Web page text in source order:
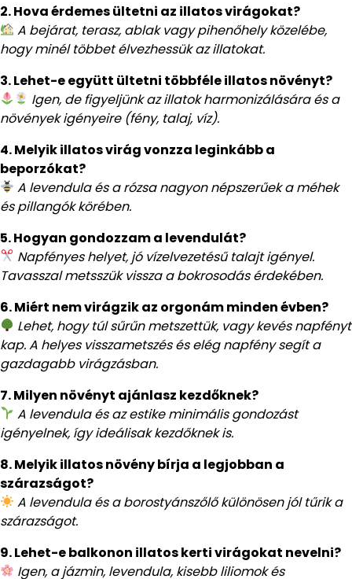
2. Hova érdemes ültetni az illatos virágokat?
A bejárat, terasz, ablak vagy pihenőhely közelébe,
hogy minél többet élvezhessük az illatokat.
3. Lehet-e együtt ültetni többféle illatos növényt?
Igen, de figyeljünk az illatok harmonizálására és a
növények igényeire (fény, talaj, víz).
4. Melyik illatos virág vonzza leginkább a
beporzókat?
A levendula és a rózsa nagyon népszerűek a méhek
és pillangók körében.
5. Hogyan gondozzam a levendulát?
Napfényes helyet, jó vízelvezetésű talajt igényel.
Tavasszal metsszük vissza a bokrosodás érdekében.
6. Miért nem virágzik az orgonám minden évben?
Lehet, hogy túl sűrűn metszettük, vagy kevés napfényt
kap. A helyes visszametszés és elég napfény segít a
gazdagabb virágzásban.
7. Milyen növényt ajánlasz kezdőknek?
A levendula és az estike minimális gondozást
igényelnek, így ideálisak kezdőknek is.
8. Melyik illatos növény bírja a legjobban a
szárazságot?
A levendula és a borostyánszőlő különösen jól tűrik a
szárazságot.
9. Lehet-e balkonon illatos kerti virágokat nevelni?
Igen, a jázmin, levendula, kisebb liliomok és